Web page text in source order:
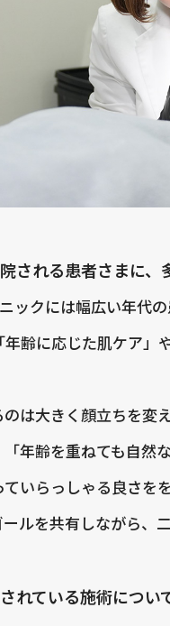
される患者さまに、
ックには幅広い年代
齢に応じた肌ケア」
は大きく顔立ちを変
年齢を重ねても自然
いらっしゃる良さを
ルを共有しながら、
れている施術につい